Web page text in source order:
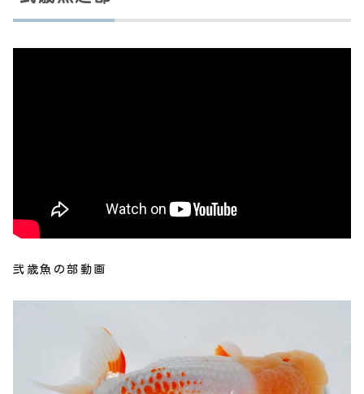
弐歳魚の部動画